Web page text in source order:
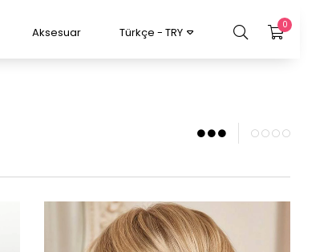
0
Türkçe - TRY
Aksesuar